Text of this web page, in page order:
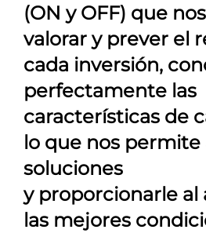
(ON y OFF) que
valorar y prever el
cada inversión,
perfectamente las
características de
lo que nos permite
soluciones
y proporcionarle
las mejores